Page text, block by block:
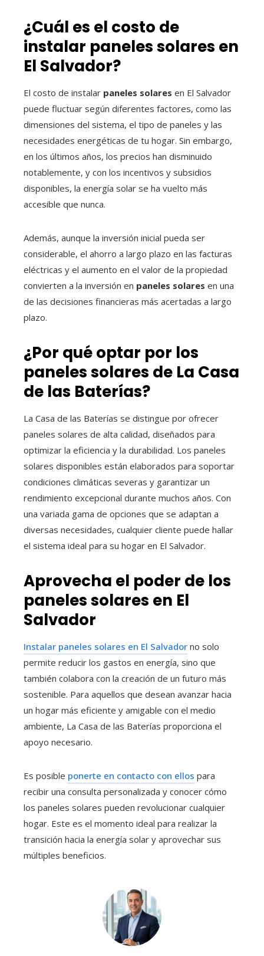
¿Cuál es el costo de
instalar paneles solares en
El Salvador?
El costo de instalar paneles solares en El Salvador
puede fluctuar según diferentes factores, como las
dimensiones del sistema, el tipo de paneles y las
necesidades energéticas de tu hogar. Sin embargo,
en los últimos años, los precios han disminuido
notablemente, y con los incentivos y subsidios
disponibles, la energía solar se ha vuelto más
accesible que nunca.
Además, aunque la inversión inicial pueda ser
considerable, el ahorro a largo plazo en las facturas
eléctricas y el aumento en el valor de la propiedad
convierten a la inversión en paneles solares en una
de las decisiones financieras más acertadas a largo
plazo.
¿Por qué optar por los
paneles solares de La Casa
de las Baterías?
La Casa de las Baterías se distingue por ofrecer
paneles solares de alta calidad, diseñados para
optimizar la eficiencia y la durabilidad. Los paneles
solares disponibles están elaborados para soportar
condiciones climáticas severas y garantizar un
rendimiento excepcional durante muchos años. Con
una variada gama de opciones que se adaptan a
diversas necesidades, cualquier cliente puede hallar
el sistema ideal para su hogar en El Salvador.
Aprovecha el poder de los
paneles solares en El
Salvador
Instalar paneles solares en El Salvador no solo
permite reducir los gastos en energía, sino que
también colabora con la creación de un futuro más
sostenible. Para aquellos que desean avanzar hacia
un hogar más eficiente y amigable con el medio
ambiente, La Casa de las Baterías proporciona el
apoyo necesario.
Es posible ponerte en contacto con ellos para
recibir una consulta personalizada y conocer cómo
los paneles solares pueden revolucionar cualquier
hogar. Este es el momento ideal para realizar la
transición hacia la energía solar y aprovechar sus
múltiples beneficios.